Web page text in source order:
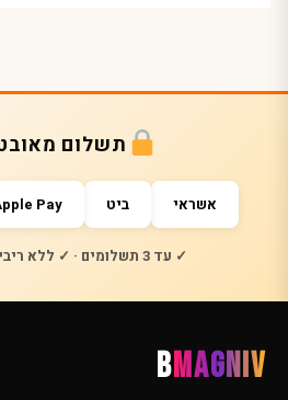
תשלום מאובטח ·
אשראי ביט Pay
✓ עד 3 תשלומים · ✓ ללא ריבית · ✓ ניתן לפצל
BMAGNIV